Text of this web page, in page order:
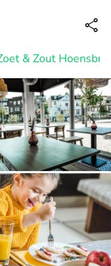
tot 23:00 uur
& Zout